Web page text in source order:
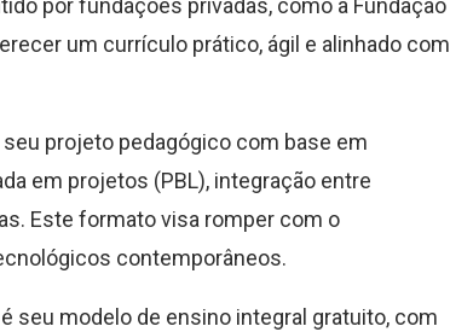
por fundações privadas, como a Fundação
um currículo prático, ágil e alinhado com
projeto pedagógico com base em
em projetos (PBL), integração entre
Este formato visa romper com o
contemporâneos.
seu modelo de ensino integral gratuito, com